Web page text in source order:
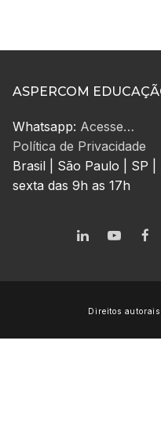
ASPERCOM
Whatsapp: Acesse…
Política de Privacidade
Brasil | São Paulo | SP |
sexta das 9h as 17h
Direitos